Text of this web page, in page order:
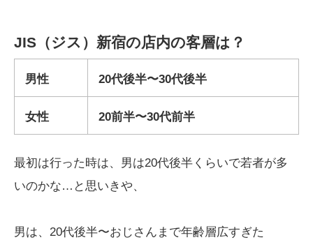
JIS（ジス）新宿の店内の客層は？
男性 20代後半〜30代後半
女性 20前半〜30代前半
最初は行った時は、男は20代後半くらいで若者が多
いのかな…と思いきや、
男は、20代後半〜おじさんまで年齢層広すぎた